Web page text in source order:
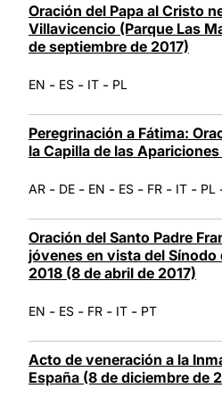
Oración del Papa al Cristo
Villavicencio (Parque Las
de septiembre de 2017)
EN - ES - IT - PL
Peregrinación a Fátima:
la Capilla de las
AR - DE - EN - ES - FR - IT - PL
Oración del Santo Padre
jóvenes en vista del Sínodo
2018 (8 de abril de 2017)
EN - ES - FR - IT - PT
Acto de veneración a la
España (8 de diciembre de